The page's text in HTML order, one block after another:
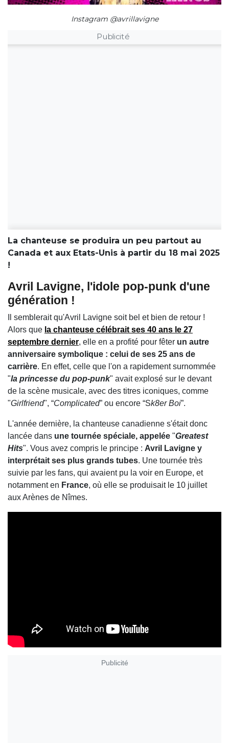
Instagram @avrillavigne
Publicité
La chanteuse se produira un peu partout au
Canada et aux Etats-Unis à partir du 18 mai 2025
!
Avril Lavigne, l'idole pop-punk d'une
génération !
Il semblerait qu'Avril Lavigne soit bel et bien de retour !
Alors que la chanteuse célébrait ses 40 ans le 27
septembre dernier, elle en a profité pour fêter un autre
anniversaire symbolique : celui de ses 25 ans de
carrière. En effet, celle que l'on a rapidement surnommée
"la princesse du pop-punk" avait explosé sur le devant
de la scène musicale, avec des titres iconiques, comme
"Girlfriend", “Complicated” ou encore “Sk8er Boi”.
L'année dernière, la chanteuse canadienne s'était donc
lancée dans une tournée spéciale, appelée "Greatest
Hits". Vous avez compris le principe : Avril Lavigne y
interprétait ses plus grands tubes. Une tournée très
suivie par les fans, qui avaient pu la voir en Europe, et
notamment en France, où elle se produisait le 10 juillet
aux Arènes de Nîmes.
Publicité